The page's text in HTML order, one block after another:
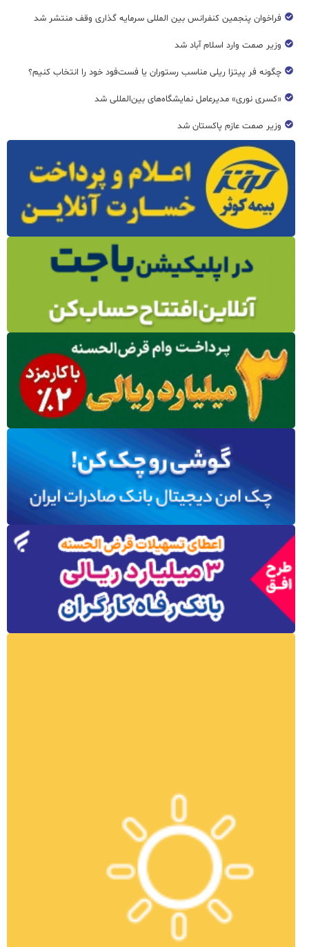
فراخوان پنجمین کنفرانس بین المللی سرمایه گذاری وقف منتشر شد
وزیر صمت وارد اسلام آباد شد
چگونه فر پیتزا ریلی مناسب رستوران یا فست‌فود خود را انتخاب کنیم؟
«کسری نوری» مدیرعامل نمایشگاه‌های بین‌المللی شد
وزیر صمت عازم پاکستان شد